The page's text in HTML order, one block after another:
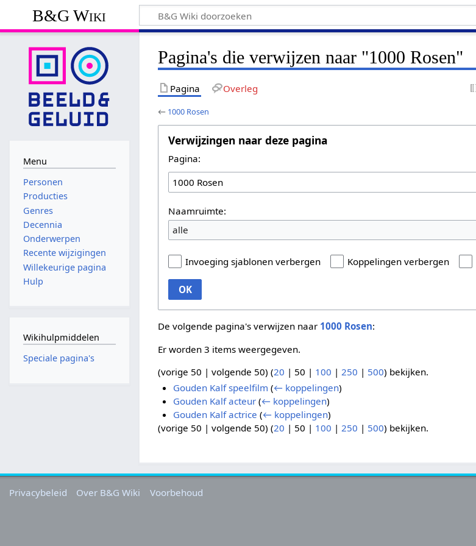
B&G Wiki
Pagina's die verwijzen naar "1000 Rosen"
Pagina Overleg
← 1000 Rosen
Verwijzingen naar deze pagina
Pagina:
Naamruimte:
alle
Invoeging sjablonen verbergen Koppelingen verbergen
OK
De volgende pagina's verwijzen naar 1000 Rosen:
Er worden 3 items weergegeven.
(vorige 50 |volgende 50) (20 | 50 | 100 | 250 | 500) bekijken.
Gouden Kalf speelfilm (← koppelingen)
Gouden Kalf acteur (← koppelingen)
Gouden Kalf actrice (← koppelingen)
(vorige 50 |volgende 50) (20 | 50 | 100 |250 | 500) bekijken.
Menu
Personen
Producties
Genres
Decennia
Onderwerpen
Recente wijzigingen
Willekeurige pagina
Hulp
Wikihulpmiddelen
Speciale pagina's
Privacybeleid Over B&G Wiki Voorbehoud